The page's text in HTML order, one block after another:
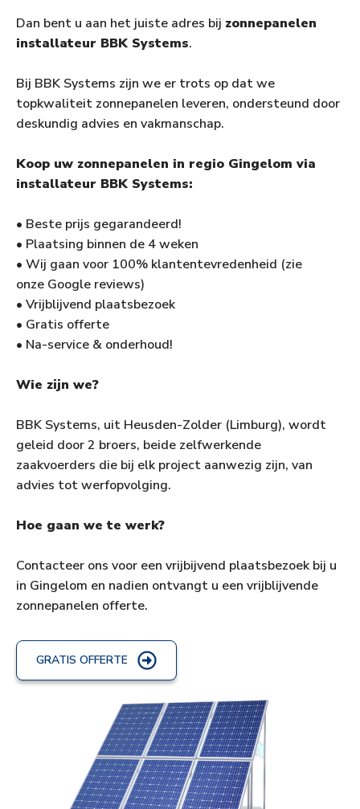
Dan bent u aan het juiste adres bij zonnepanelen
installateur BBK Systems.
Bij BBK Systems zijn we er trots op dat we
topkwaliteit zonnepanelen leveren, ondersteund door
deskundig advies en vakmanschap.
Koop uw zonnepanelen in regio Gingelom via
installateur BBK Systems:
• Beste prijs gegarandeerd!
• Plaatsing binnen de 4 weken
• Wij gaan voor 100% klantentevredenheid (zie
onze Google reviews)
• Vrijblijvend plaatsbezoek
• Gratis offerte
• Na-service & onderhoud!
Wie zijn we?
BBK Systems, uit Heusden-Zolder (Limburg), wordt
geleid door 2 broers, beide zelfwerkende
zaakvoerders die bij elk project aanwezig zijn, van
advies tot werfopvolging.
Hoe gaan we te werk?
Contacteer ons voor een vrijbijvend plaatsbezoek bij u
in Gingelom en nadien ontvangt u een vrijblijvende
zonnepanelen offerte.
GRATIS OFFERTE